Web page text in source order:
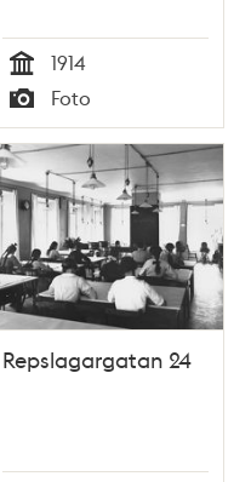
Tid
1914
Typ
Foto
Repslagargatan 24